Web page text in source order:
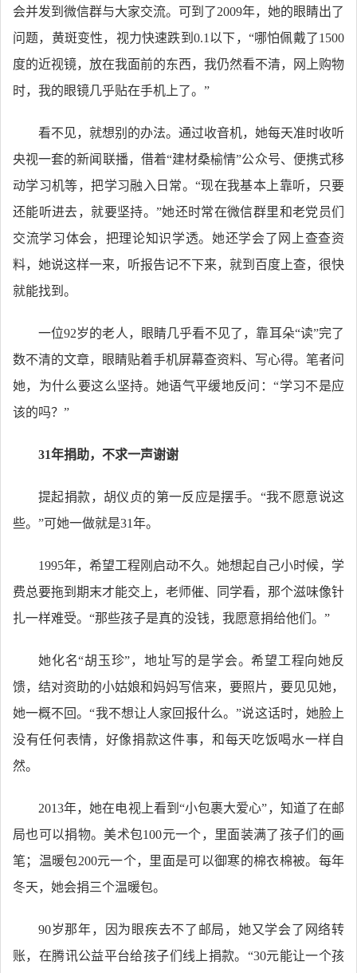
会并发到微信群与大家交流。可到了2009年，她的眼睛出了
问题，黄斑变性，视力快速跌到0.1以下，“哪怕佩戴了1500
度的近视镜，放在我面前的东西，我仍然看不清，网上购物
时，我的眼镜几乎贴在手机上了。”
看不见，就想别的办法。通过收音机，她每天准时收听
央视一套的新闻联播，借着“建材桑榆情”公众号、便携式移
动学习机等，把学习融入日常。“现在我基本上靠听，只要
还能听进去，就要坚持。”她还时常在微信群里和老党员们
交流学习体会，把理论知识学透。她还学会了网上查查资
料，她说这样一来，听报告记不下来，就到百度上查，很快
就能找到。
一位92岁的老人，眼睛几乎看不见了，靠耳朵“读”完了
数不清的文章，眼睛贴着手机屏幕查资料、写心得。笔者问
她，为什么要这么坚持。她语气平缓地反问：“学习不是应
该的吗？”
31年捐助，不求一声谢谢
提起捐款，胡仪贞的第一反应是摆手。“我不愿意说这
些。”可她一做就是31年。
1995年，希望工程刚启动不久。她想起自己小时候，学
费总要拖到期末才能交上，老师催、同学看，那个滋味像针
扎一样难受。“那些孩子是真的没钱，我愿意捐给他们。”
她化名“胡玉珍”，地址写的是学会。希望工程向她反
馈，结对资助的小姑娘和妈妈写信来，要照片，要见见她，
她一概不回。“我不想让人家回报什么。”说这话时，她脸上
没有任何表情，好像捐款这件事，和每天吃饭喝水一样自
然。
2013年，她在电视上看到“小包裹大爱心”，知道了在邮
局也可以捐物。美术包100元一个，里面装满了孩子们的画
笔；温暖包200元一个，里面是可以御寒的棉衣棉被。每年
冬天，她会捐三个温暖包。
90岁那年，因为眼疾去不了邮局，她又学会了网络转
账，在腾讯公益平台给孩子们线上捐款。“30元能让一个孩